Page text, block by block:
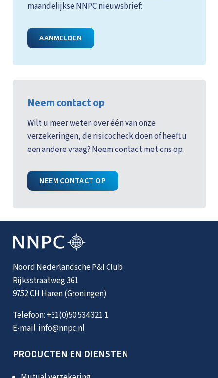
maandelijkse NNPC nieuwsbrief:
AANMELDEN
Neem contact op
Wilt u meer weten over één van onze
verzekeringen, de risicocheck doen of heeft u
een andere vraag? Neem contact met ons op.
NEEM CONTACT OP
Noord Nederlandsche P&I Club
Rijksstraatweg 361
9752 CH Haren (Groningen)
Telefoon: +31(0)50 534 321 1
E-mail: info@nnpc.nl
PRODUCTEN EN DIENSTEN